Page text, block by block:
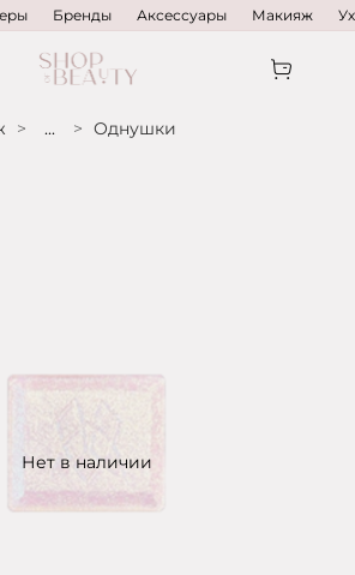
Бренды Аксессуары Макияж
... Однушки
Нет в наличии